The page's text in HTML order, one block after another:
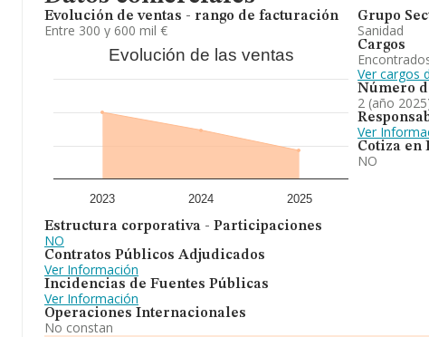
Evolución de ventas - rango de facturación
Entre 300 y 600 mil €
Evolución de las ventas
2023 2024 2025
Estructura corporativa - Participaciones
NO
Contratos Públicos Adjudicados
Ver Información
Incidencias de Fuentes Públicas
Ver Información
Operaciones Internacionales
No constan
Grupo
Sanidad
Cargos
Ver cargos
Número
2 (año
Ver
Cotiza en
NO